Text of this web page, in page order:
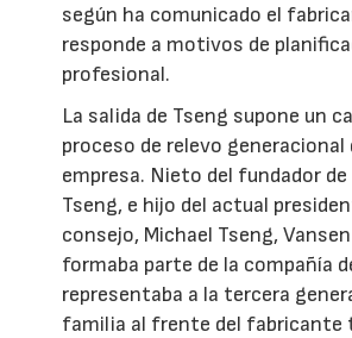
según ha comunicado el
responde a motivos de
profesional.
La salida de Tseng supone un
proceso de relevo generacional
empresa. Nieto del fundador de
Tseng, e hijo del actual
consejo, Michael Tseng,
formaba parte de la compañía
representaba a la tercera
familia al frente del fabricante